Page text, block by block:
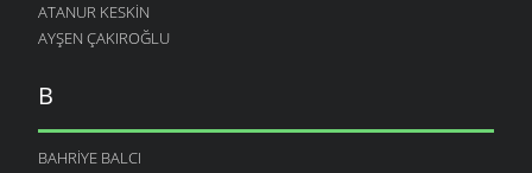
ATANUR KESKIN
AYŞEN ÇAKIROĞLU
B
BAHRIYE BALCI